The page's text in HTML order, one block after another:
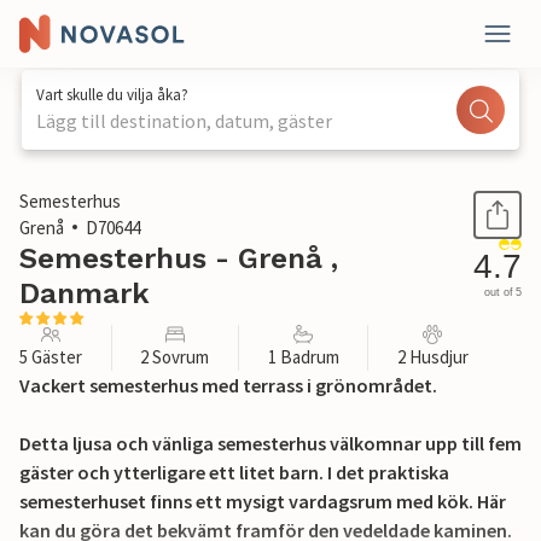
Vart skulle du vilja åka?
Lägg till destination, datum, gäster
1 / 25
Semesterhus
Grenå
D70644
Semesterhus - Grenå ,
Danmark
4.7
out of 5
5 Gäster 2 Sovrum 1 Badrum 2 Husdjur
Vackert semesterhus med terrass i grönområdet.
Detta ljusa och vänliga semesterhus välkomnar upp till fem
gäster och ytterligare ett litet barn. I det praktiska
semesterhuset finns ett mysigt vardagsrum med kök. Här
kan du göra det bekvämt framför den vedeldade kaminen.